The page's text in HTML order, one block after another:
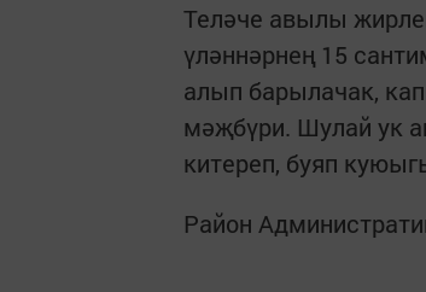
Теләче авылы
үләннәрнең 15
алып барылачак,
мәҗбүри. Шулай ук
китереп, буяп
Район